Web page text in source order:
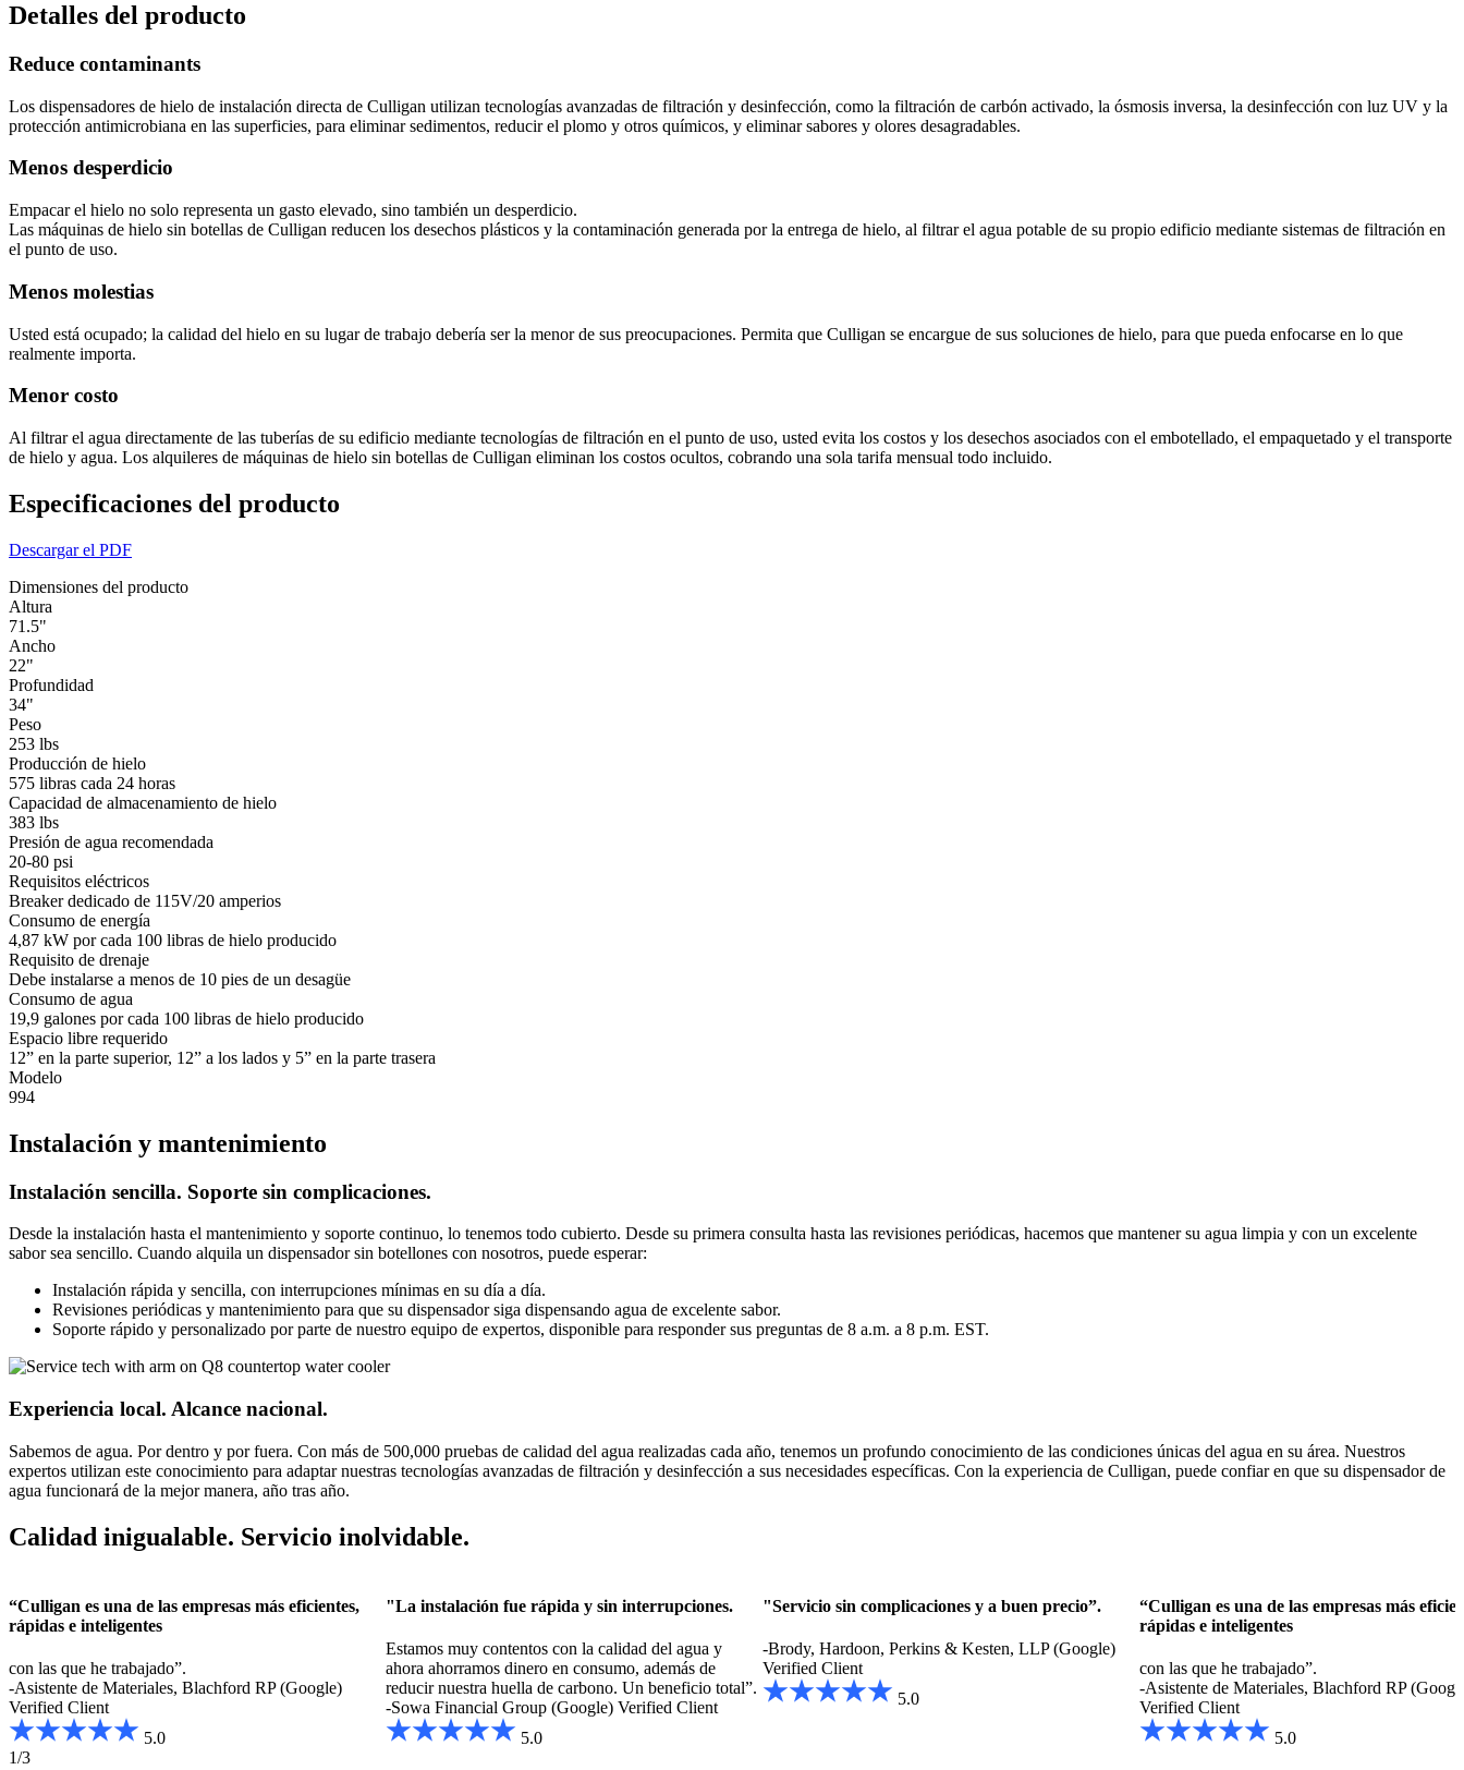
Detalles del producto
Reduce contaminants
Los dispensadores de hielo de instalación directa de Culligan utilizan tecnologías avanzadas de filtración y desinfección, como la filtración de carbón activado, la ósmosis inversa, la desinfección con luz UV y la
protección antimicrobiana en las superficies, para eliminar sedimentos, reducir el plomo y otros químicos, y eliminar sabores y olores desagradables.
Menos desperdicio
Empacar el hielo no solo representa un gasto elevado, sino también un desperdicio.
Las máquinas de hielo sin botellas de Culligan reducen los desechos plásticos y la contaminación generada por la entrega de hielo, al filtrar el agua potable de su propio edificio mediante sistemas de filtración en
el punto de uso.
Menos molestias
Usted está ocupado; la calidad del hielo en su lugar de trabajo debería ser la menor de sus preocupaciones. Permita que Culligan se encargue de sus soluciones de hielo, para que pueda enfocarse en lo que
realmente importa.
Menor costo
Al filtrar el agua directamente de las tuberías de su edificio mediante tecnologías de filtración en el punto de uso, usted evita los costos y los desechos asociados con el embotellado, el empaquetado y el transporte
de hielo y agua. Los alquileres de máquinas de hielo sin botellas de Culligan eliminan los costos ocultos, cobrando una sola tarifa mensual todo incluido.
Especificaciones del producto
Descargar el PDF
Dimensiones del producto
Altura
71.5"
Ancho
22"
Profundidad
34"
Peso
253 lbs
Producción de hielo
575 libras cada 24 horas
Capacidad de almacenamiento de hielo
383 lbs
Presión de agua recomendada
20-80 psi
Requisitos eléctricos
Breaker dedicado de 115V/20 amperios
Consumo de energía
4,87 kW por cada 100 libras de hielo producido
Requisito de drenaje
Debe instalarse a menos de 10 pies de un desagüe
Consumo de agua
19,9 galones por cada 100 libras de hielo producido
Espacio libre requerido
12” en la parte superior, 12” a los lados y 5” en la parte trasera
Modelo
994
Instalación y mantenimiento
Instalación sencilla. Soporte sin complicaciones.
Desde la instalación hasta el mantenimiento y soporte continuo, lo tenemos todo cubierto. Desde su primera consulta hasta las revisiones periódicas, hacemos que mantener su agua limpia y con un excelente
sabor sea sencillo. Cuando alquila un dispensador sin botellones con nosotros, puede esperar:
Instalación rápida y sencilla, con interrupciones mínimas en su día a día.
Revisiones periódicas y mantenimiento para que su dispensador siga dispensando agua de excelente sabor.
Soporte rápido y personalizado por parte de nuestro equipo de expertos, disponible para responder sus preguntas de 8 a.m. a 8 p.m. EST.
Experiencia local. Alcance nacional.
Sabemos de agua. Por dentro y por fuera. Con más de 500,000 pruebas de calidad del agua realizadas cada año, tenemos un profundo conocimiento de las condiciones únicas del agua en su área. Nuestros
expertos utilizan este conocimiento para adaptar nuestras tecnologías avanzadas de filtración y desinfección a sus necesidades específicas. Con la experiencia de Culligan, puede confiar en que su dispensador de
agua funcionará de la mejor manera, año tras año.
Calidad inigualable. Servicio inolvidable.
“Culligan es una de las empresas más eficientes,
rápidas e inteligentes
con las que he trabajado”.
-Asistente de Materiales, Blachford RP (Google)
Verified Client
5.0
"La instalación fue rápida y sin interrupciones.
Estamos muy contentos con la calidad del agua y
ahora ahorramos dinero en consumo, además de
reducir nuestra huella de carbono. Un beneficio total”.
-Sowa Financial Group (Google) Verified Client
5.0
"Servicio sin complicaciones y a buen precio”.
-Brody, Hardoon, Perkins & Kesten, LLP (Google)
Verified Client
5.0
“Culligan es una de las empresas más
rápidas e inteligentes
con las que he trabajado”.
-Asistente de Materiales, Blachford RP
Verified Client
5.0
1/3